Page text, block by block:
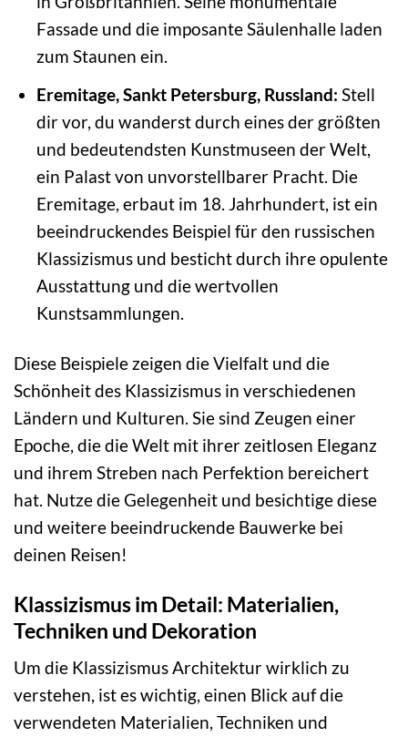
Fassade und die imposante Säulenhalle laden
zum Staunen ein.
Eremitage, Sankt Petersburg, Russland: Stell
dir vor, du wanderst durch eines der größten
und bedeutendsten Kunstmuseen der Welt,
ein Palast von unvorstellbarer Pracht. Die
Eremitage, erbaut im 18. Jahrhundert, ist ein
beeindruckendes Beispiel für den russischen
Klassizismus und besticht durch ihre opulente
Ausstattung und die wertvollen
Kunstsammlungen.
Diese Beispiele zeigen die Vielfalt und die
Schönheit des Klassizismus in verschiedenen
Ländern und Kulturen. Sie sind Zeugen einer
Epoche, die die Welt mit ihrer zeitlosen Eleganz
und ihrem Streben nach Perfektion bereichert
hat. Nutze die Gelegenheit und besichtige diese
und weitere beeindruckende Bauwerke bei
deinen Reisen!
Klassizismus im Detail: Materialien,
Techniken und Dekoration
Um die Klassizismus Architektur wirklich zu
verstehen, ist es wichtig, einen Blick auf die
verwendeten Materialien, Techniken und